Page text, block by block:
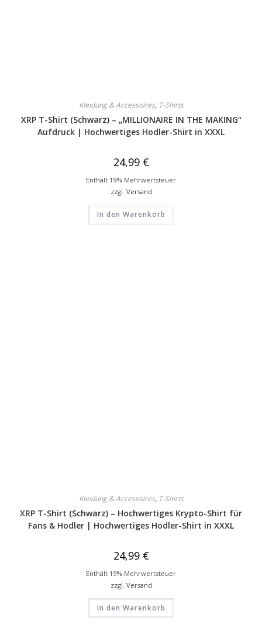
Kleidung & Accessoires, T-Shirts
XRP T-Shirt (Schwarz) – „MILLIONAIRE IN THE MAKING“
Aufdruck | Hochwertiges Hodler-Shirt in XXXL
24,99 €
Enthält 19% Mehrwertsteuer
zzgl. Versand
In den Warenkorb
Kleidung & Accessoires, T-Shirts
XRP T-Shirt (Schwarz) – Hochwertiges Krypto-Shirt für
Fans & Hodler | Hochwertiges Hodler-Shirt in XXXL
24,99 €
Enthält 19% Mehrwertsteuer
zzgl. Versand
In den Warenkorb